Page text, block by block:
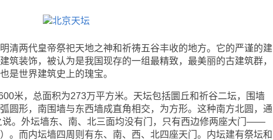
两代皇帝祭祀天地之神和祈祷五谷丰收的地方。它的严谨的建
筑装饰，被认为是我国现存的一组最精致，最美丽的古建筑群，
是世界建筑史上的瑰宝。
，总面积为273万平方米。天坛包括圜丘和祈谷二坛，围墙
圆形，南围墙与东西墙成直角相交，为方形。这种南方北圆，通
说。外坛墙东、南、北三面均没有门，只有西边修两座大门——
。而内坛墙四周则有东、南、西、北四座天门。内坛建有祭坛和